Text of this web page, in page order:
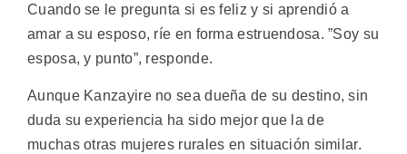
Cuando se le pregunta si es feliz y si aprendió a
amar a su esposo, ríe en forma estruendosa. ”Soy su
esposa, y punto”, responde.
Aunque Kanzayire no sea dueña de su destino, sin
duda su experiencia ha sido mejor que la de
muchas otras mujeres rurales en situación similar.